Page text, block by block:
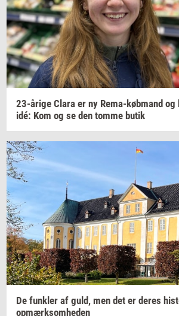
23-​årige Clara er ny Rema-​købmand og
idé: Kom og se den tomme butik
De funk­ler af guld, men det er deres
op­mærk­som­he­den